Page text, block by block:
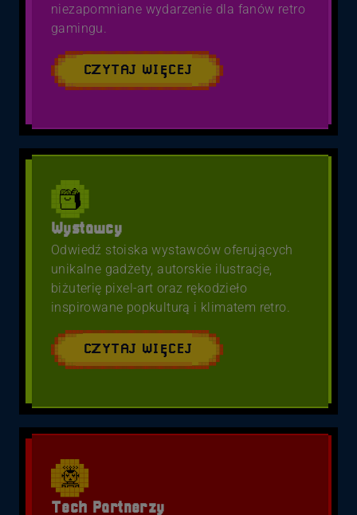
niezapomniane wydarzenie dla fanów retro
gamingu.
CZYTAJ WIĘCEJ
Wystawcy
Odwiedź stoiska wystawców oferujących
unikalne gadżety, autorskie ilustracje,
biżuterię pixel-art oraz rękodzieło
inspirowane popkulturą i klimatem retro.
CZYTAJ WIĘCEJ
Tech Partnerzy